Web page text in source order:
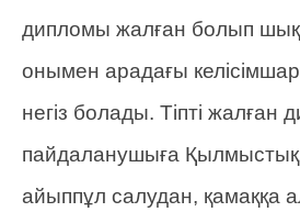
дипломы жалған болып
онымен арадағы
негіз болады. Тіпті жалған
пайдаланушыға
айыппұл салудан, қамаққа